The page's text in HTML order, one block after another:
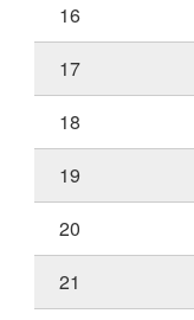
16
17
18
19
20
21